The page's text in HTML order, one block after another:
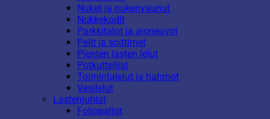
Nuket ja nukenvaunut
Nukkekodit
Parkkitalot ja ajoneuvot
Pelit ja soittimet
Pienten lasten lelut
Potkuttelijat
Toimintalelut ja hahmot
Vesilelut
Lastenjuhlat
Foliopallot